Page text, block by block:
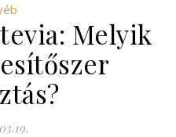
Melyik